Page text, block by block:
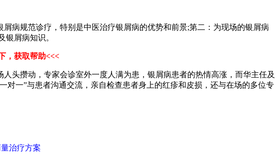
病规范诊疗，特别是中医治疗银屑病的优势和前景;第二：为现场的银屑病
屑病知识。
，获取帮助<<<
头攒动，专家会诊室外一度人满为患，银屑病患者的热情高涨，而华主任及
一”与患者沟通交流，亲自检查患者身上的红疹和皮损，还与在场的多位专
治疗方案